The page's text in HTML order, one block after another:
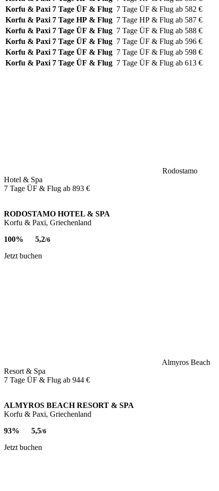
Korfu & Paxi 7 Tage ÜF & Flug 7 Tage ÜF & Flug ab 582 €
Korfu & Paxi 7 Tage HP & Flug 7 Tage HP & Flug ab 587 €
Korfu & Paxi 7 Tage ÜF & Flug 7 Tage ÜF & Flug ab 588 €
Korfu & Paxi 7 Tage ÜF & Flug 7 Tage ÜF & Flug ab 596 €
Korfu & Paxi 7 Tage ÜF & Flug 7 Tage ÜF & Flug ab 598 €
Korfu & Paxi 7 Tage ÜF & Flug 7 Tage ÜF & Flug ab 613 €
Rodostamo
Hotel & Spa
7 Tage ÜF & Flug ab 893 €
RODOSTAMO HOTEL & SPA
Korfu & Paxi, Griechenland
100%
5,2/6
Jetzt buchen
Almyros Beach
Resort & Spa
7 Tage ÜF & Flug ab 944 €
ALMYROS BEACH RESORT & SPA
Korfu & Paxi, Griechenland
93%
5,5/6
Jetzt buchen